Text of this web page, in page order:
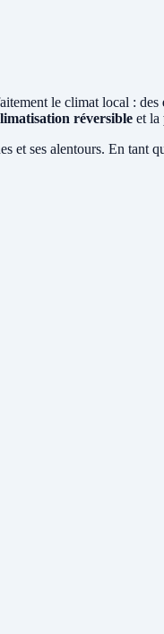
le climat local : des
réversible et la
et ses alentours. En tant